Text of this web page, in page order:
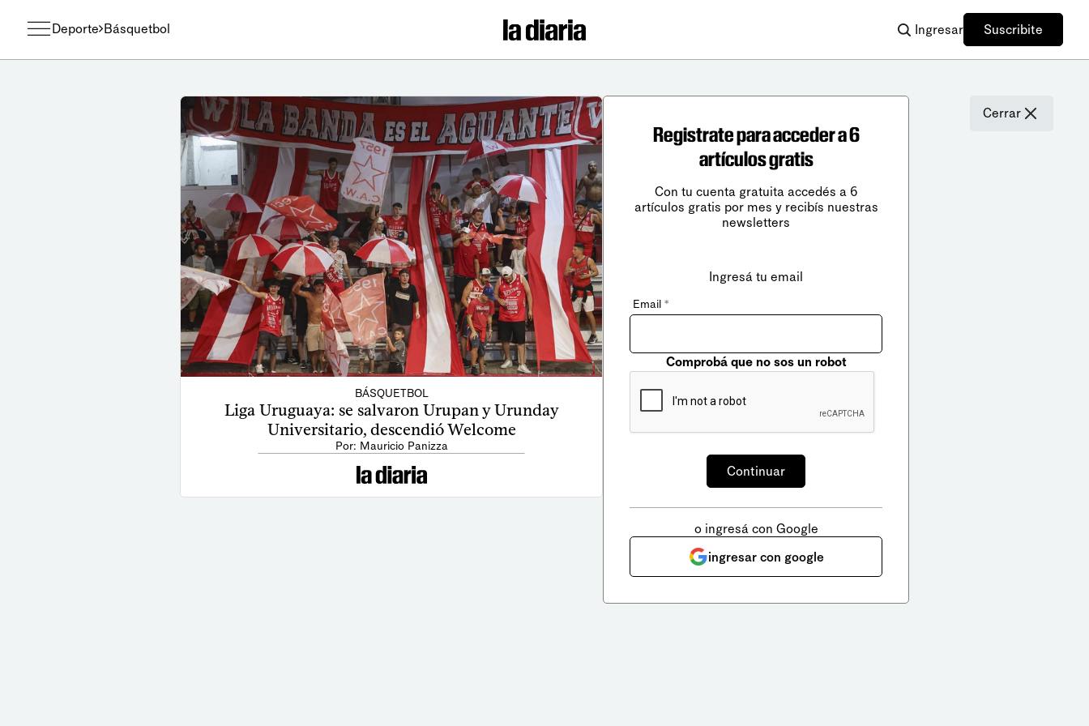
Deporte Básquetbol Ingresar Suscribite
BÁSQUETBOL
Liga Uruguaya: se salvaron Urupan y Urunday
Universitario, descendió Welcome
Por: Mauricio Panizza
Cerrar
Registrate para acceder a 6
artículos gratis
Con tu cuenta gratuita accedés a 6
artículos gratis por mes y recibís nuestras
newsletters
Ingresá tu email
Email *
Comprobá que no sos un robot
o ingresá con Google
ingresar con google